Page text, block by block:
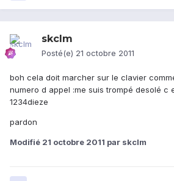
skclm
Posté(e) 21 octobre 2011
boh cela doit marcher sur le clavier
numero d appel :me suis trompé desolé c
1234dieze
pardon
Modifié 21 octobre 2011 par skclm